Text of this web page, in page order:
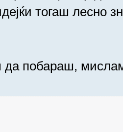
тогаш лесно
побараш,